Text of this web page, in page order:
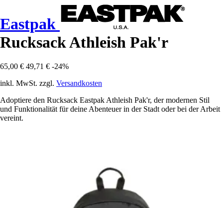
Eastpak
Rucksack Athleish Pak'r
65,00 € 49,71 € -24%
inkl. MwSt. zzgl. Versandkosten
Adoptiere den Rucksack Eastpak Athleish Pak'r, der modernen Stil
und Funktionalität für deine Abenteuer in der Stadt oder bei der Arbeit
vereint.